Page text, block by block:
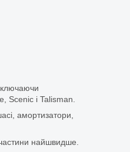
Scenic і Talisman.
амортизатори,
найшвидше.